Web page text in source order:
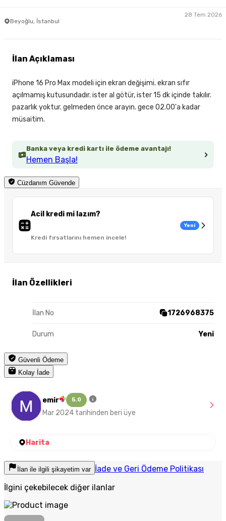
Beyoğlu, İstanbul
28 Tem 2026
Banka veya kredi kartı ile ödeme avantajı!
Hemen Başla!
Cüzdanım Güvende
Acil kredi mi lazım?
Kredi fırsatlarını hemen incele!
Yeni
İlan Özellikleri
İlan No 1726968375
Durum Yeni
Güvenli Ödeme
Kolay İade
İlan Açıklaması
iPhone 16 Pro Max modeli için ekran değişimi. ekran sıfır
açılmamış kutusundadır. ister al götür, ister 15 dk içinde takılır.
pazarlık yoktur. gelmeden önce arayın. gece 02.00'a kadar
müsaitim.
emir 5.0
Mar 2024 tarihinden beri üye
Harita
İlan ile ilgili şikayetim var İade ve Geri Ödeme Politikası
İlgini çekebilecek diğer ilanlar